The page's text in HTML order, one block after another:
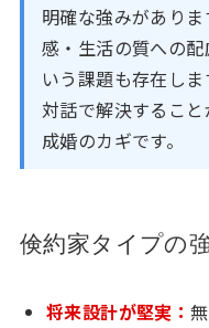
明確な強みがあり
感・生活の質への
いう課題も存在し
対話で解決するこ
成婚のカギです。
倹約家タイプの
将来設計が堅実：